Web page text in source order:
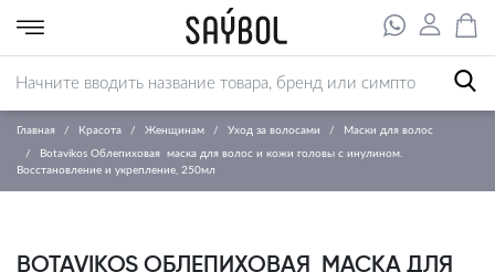
Главная Красота Женщинам Уход за волосами Маски для волос
Botavikos Облепиховая маска для волос и кожи головы с инулином.
Восстановление и укрепление, 250мл
BOTAVIKOS ОБЛЕПИХОВАЯ МАСКА ДЛЯ